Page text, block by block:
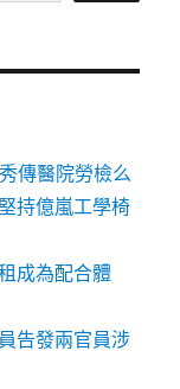
傳醫院勞檢么
持億嵐工學椅
成為配合體
告發兩官員涉